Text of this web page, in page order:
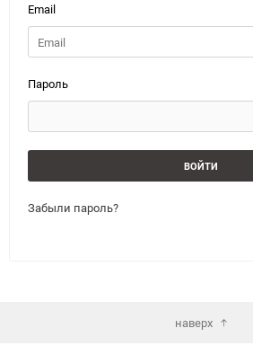
Email
Пароль
Забыли пароль?
наверх